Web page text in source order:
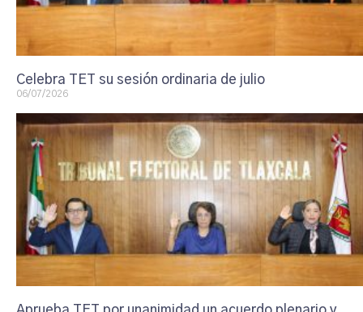
Celebra TET su sesión ordinaria de julio
06/07/2026